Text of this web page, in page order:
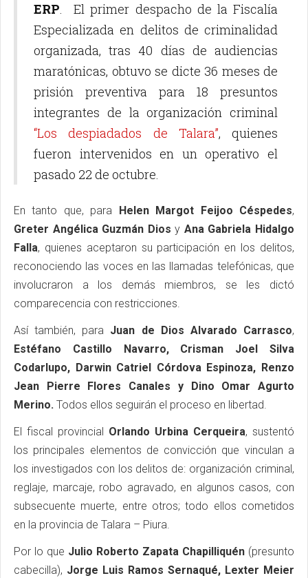
ERP. El primer despacho de la Fiscalía
Especializada en delitos de criminalidad
organizada, tras 40 días de audiencias
maratónicas, obtuvo se dicte 36 meses de
prisión preventiva para 18 presuntos
integrantes de la organización criminal
“Los despiadados de Talara”, quienes
fueron intervenidos en un operativo el
pasado 22 de octubre.
En tanto que, para Helen Margot Feijoo Céspedes,
Greter Angélica Guzmán Dios y Ana Gabriela Hidalgo
Falla, quienes aceptaron su participación en los delitos,
reconociendo las voces en las llamadas telefónicas, que
involucraron a los demás miembros, se les dictó
comparecencia con restricciones.
Así también, para Juan de Dios Alvarado Carrasco,
Estéfano Castillo Navarro, Crisman Joel Silva
Codarlupo, Darwin Catriel Córdova Espinoza, Renzo
Jean Pierre Flores Canales y Dino Omar Agurto
Merino. Todos ellos seguirán el proceso en libertad.
El fiscal provincial Orlando Urbina Cerqueira, sustentó
los principales elementos de convicción que vinculan a
los investigados con los delitos de: organización criminal,
reglaje, marcaje, robo agravado, en algunos casos, con
subsecuente muerte, entre otros; todo ellos cometidos
en la provincia de Talara – Piura.
Por lo que Julio Roberto Zapata Chapilliquén (presunto
cabecilla), Jorge Luis Ramos Sernaqué, Lexter Meier